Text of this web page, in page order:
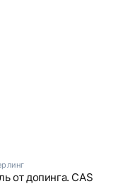
от допинга. CAS